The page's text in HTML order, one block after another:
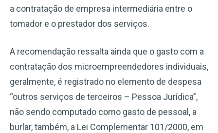
a contratação de empresa intermediária entre o
tomador e o prestador dos serviços.
A recomendação ressalta ainda que o gasto com a
contratação dos microempreendedores individuais,
geralmente, é registrado no elemento de despesa
“outros serviços de terceiros – Pessoa Jurídica”,
não sendo computado como gasto de pessoal, a
burlar, também, a Lei Complementar 101/2000, em